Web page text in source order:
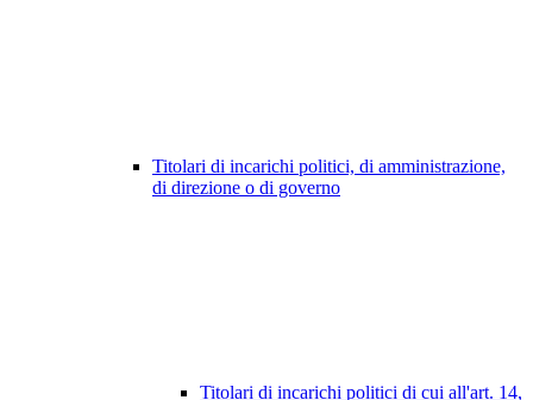
Titolari di incarichi politici, di amministrazione,
di direzione o di governo
Titolari di incarichi politici di cui all'art. 14,